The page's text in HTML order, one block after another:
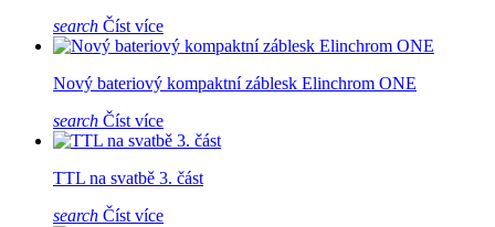
search Číst více
Nový bateriový kompaktní záblesk Elinchrom ONE
search Číst více
TTL na svatbě 3. část
search Číst více